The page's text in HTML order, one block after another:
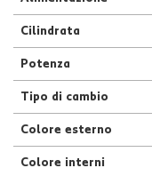
Cilindrata
Potenza
Tipo di cambio
Colore esterno
Colore interni